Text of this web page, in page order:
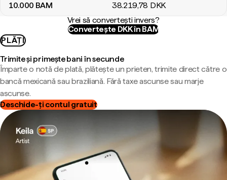
10.000 BAM 38.219,78 DKK
Vrei să convertești invers?
Convertește DKK în BAM
PLĂȚI
Trimite și primește bani în secunde
Împarte o notă de plată, plătește un prieten, trimite direct către o
bancă mexicană sau braziliană. Fără taxe ascunse sau marje
ascunse.
Deschide-ți contul gratuit